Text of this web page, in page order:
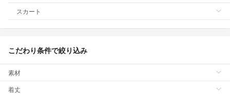
スカート
こだわり条件で絞り込み
素材
着丈